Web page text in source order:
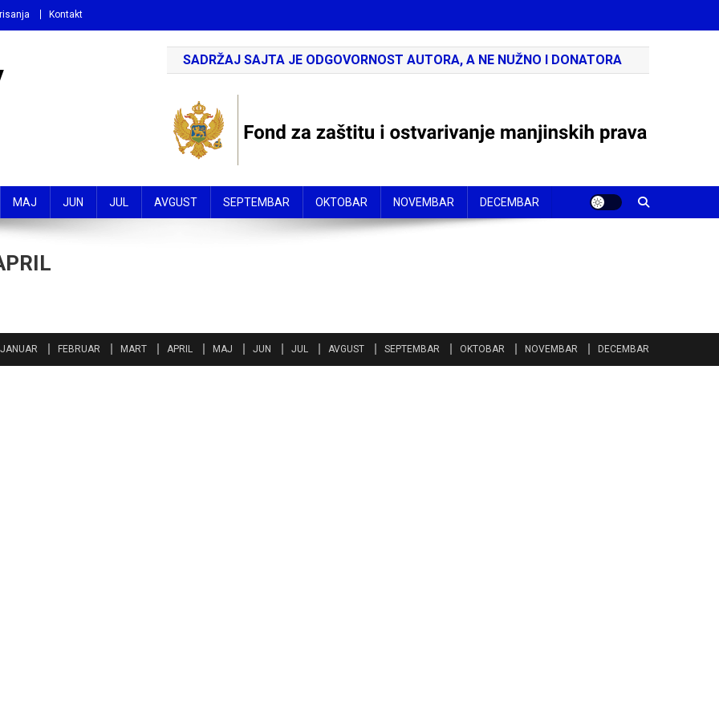
Kontakt
SADRŽAJ SAJTA JE ODGOVORNOST AUTORA, A NE NUŽNO I DONATORA
MAJ JUN JUL AVGUST SEPTEMBAR OKTOBAR NOVEMBAR DECEMBAR
JANUAR FEBRUAR MART APRIL MAJ JUN JUL AVGUST SEPTEMBAR OKTOBAR NOVEMBAR DECEMBAR